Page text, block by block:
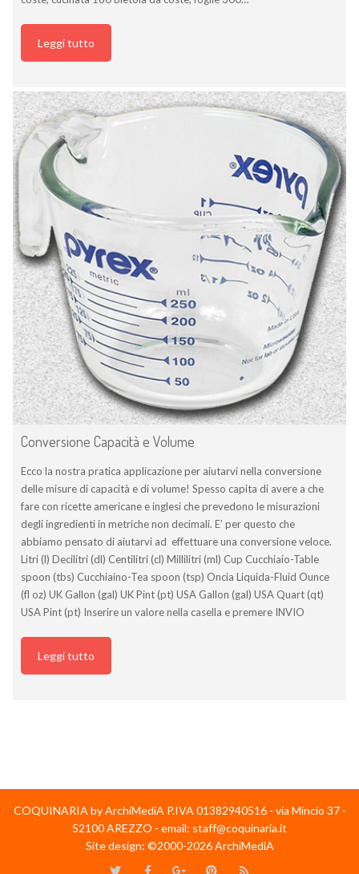
Leggi tutto
Conversione Capacità e Volume
Ecco la nostra pratica applicazione per aiutarvi nella conversione
delle misure di capacità e di volume! Spesso capita di avere a che
fare con ricette americane e inglesi che prevedono le misurazioni
degli ingredienti in metriche non decimali. E’ per questo che
abbiamo pensato di aiutarvi ad effettuare una conversione veloce.
Litri (l) Decilitri (dl) Centilitri (cl) Millilitri (ml) Cup Cucchiaio-Table
spoon (tbs) Cucchiaino-Tea spoon (tsp) Oncia Liquida-Fluid Ounce
(fl oz) UK Gallon (gal) UK Pint (pt) USA Gallon (gal) USA Quart (qt)
USA Pint (pt) Inserire un valore nella casella e premere INVIO
Leggi tutto
COQUINARIA by ArchiMediA P.IVA 01382940516 - via Mincio 37 -
52100 AREZZO - email: staff@coquinaria.it
Site design: ©2000-2026 ArchiMediA